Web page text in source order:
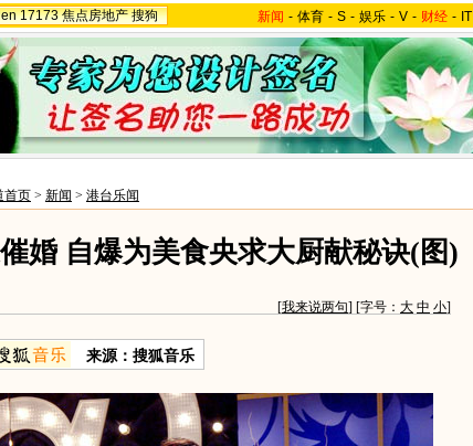
17173 焦点房地产 搜狗 新闻 - 体育 - S - 娱乐 - V - 财经 - IT
首页 > 新闻 > 港台乐闻
婚 自爆为美食央求大厨献秘诀(图)
[我来说两句] [字号： 大 中 小]
来源：搜狐音乐